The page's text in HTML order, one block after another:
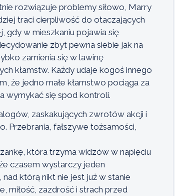
rozwiązuje problemy siłowo, Marry
traci cierpliwość do otaczających
gdy w mieszkaniu pojawia się
zbyt pewna siebie jak na
zamienia się w lawinę
kłamstw. Każdy udaje kogoś innego
że jedno małe kłamstwo pociąga za
wymykać się spod kontroli.
zaskakujących zwrotów akcji i
fałszywe tożsamości,
która trzyma widzów w napięciu
czasem wystarczy jeden
którą nikt nie jest już w stanie
miłość, zazdrość i strach przed